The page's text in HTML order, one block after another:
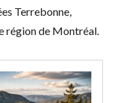
Terrebonne,
région de Montréal.